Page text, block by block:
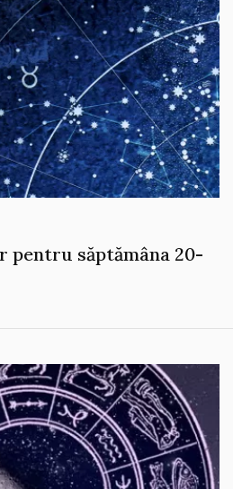
pentru săptămâna 20-